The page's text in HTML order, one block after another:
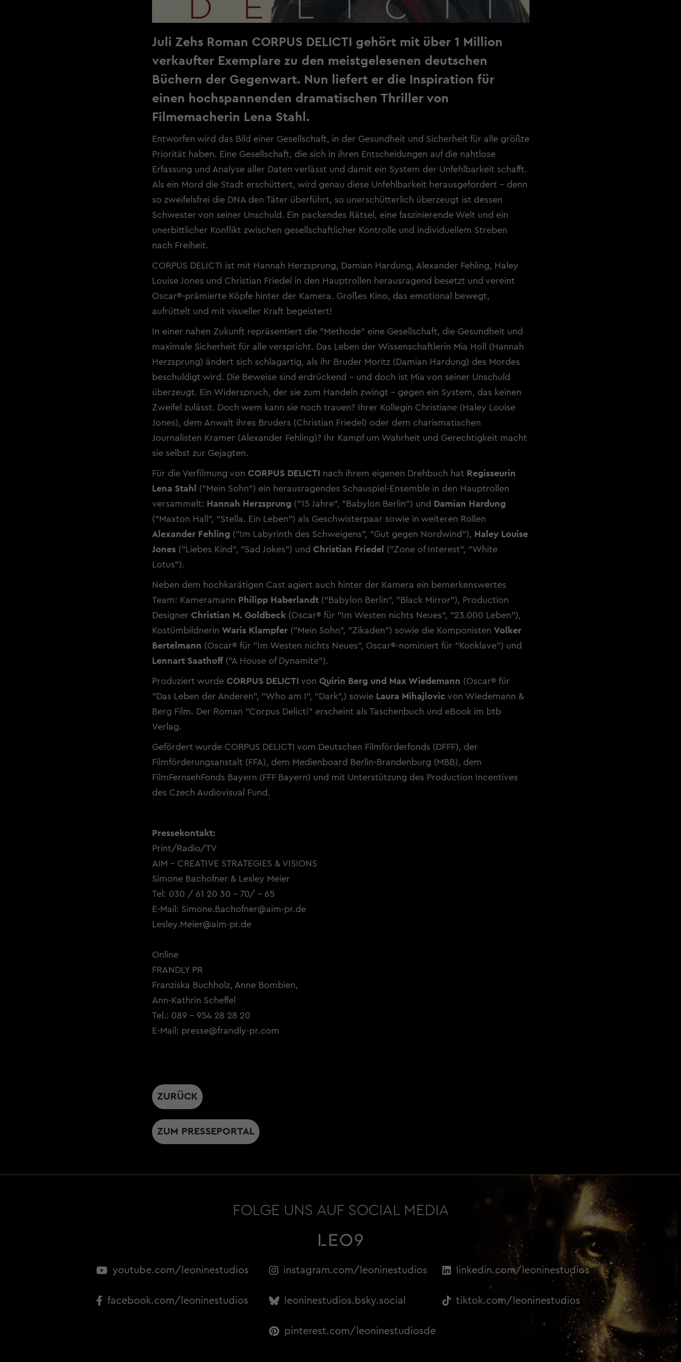
Juli Zehs Roman CORPUS DELICTI gehört mit über 1 Million
verkaufter Exemplare zu den meistgelesenen deutschen
Büchern der Gegenwart. Nun liefert er die Inspiration für
einen hochspannenden dramatischen Thriller von
Filmemacherin Lena Stahl.
Entworfen wird das Bild einer Gesellschaft, in der Gesundheit und Sicherheit für alle größte
Priorität haben. Eine Gesellschaft, die sich in ihren Entscheidungen auf die nahtlose
Erfassung und Analyse aller Daten verlässt und damit ein System der Unfehlbarkeit schafft.
Als ein Mord die Stadt erschüttert, wird genau diese Unfehlbarkeit herausgefordert - denn
so zweifelsfrei die DNA den Täter überführt, so unerschütterlich überzeugt ist dessen
Schwester von seiner Unschuld. Ein packendes Rätsel, eine faszinierende Welt und ein
unerbittlicher Konflikt zwischen gesellschaftlicher Kontrolle und individuellem Streben
nach Freiheit.
CORPUS DELICTI ist mit Hannah Herzsprung, Damian Hardung, Alexander Fehling, Haley
Louise Jones und Christian Friedel in den Hauptrollen herausragend besetzt und vereint
Oscar®-prämierte Köpfe hinter der Kamera. Großes Kino, das emotional bewegt,
aufrüttelt und mit visueller Kraft begeistert!
In einer nahen Zukunft repräsentiert die "Methode" eine Gesellschaft, die Gesundheit und
maximale Sicherheit für alle verspricht. Das Leben der Wissenschaftlerin Mia Holl (Hannah
Herzsprung) ändert sich schlagartig, als ihr Bruder Moritz (Damian Hardung) des Mordes
beschuldigt wird. Die Beweise sind erdrückend - und doch ist Mia von seiner Unschuld
überzeugt. Ein Widerspruch, der sie zum Handeln zwingt - gegen ein System, das keinen
Zweifel zulässt. Doch wem kann sie noch trauen? Ihrer Kollegin Christiane (Haley Louise
Jones), dem Anwalt ihres Bruders (Christian Friedel) oder dem charismatischen
Journalisten Kramer (Alexander Fehling)? Ihr Kampf um Wahrheit und Gerechtigkeit macht
sie selbst zur Gejagten.
Für die Verfilmung von CORPUS DELICTI nach ihrem eigenen Drehbuch hat Regisseurin
Lena Stahl ("Mein Sohn") ein herausragendes Schauspiel-Ensemble in den Hauptrollen
versammelt: Hannah Herzsprung ("15 Jahre", "Babylon Berlin") und
Damian Hardung
("Maxton Hall", "Stella. Ein Leben") als Geschwisterpaar sowie in weiteren Rollen
Alexander Fehling ("Im Labyrinth des Schweigens", "Gut gegen Nordwind"), Haley Louise
Jones("Liebes Kind", "Sad Jokes") und Christian Friedel
("Zone of Interest", "White
Lotus").
Neben dem hochkarätigen Cast agiert auch hinter der Kamera ein bemerkenswertes
Team: Kameramann Philipp Haberlandt("Babylon Berlin", "Black Mirror"), Production
Designer Christian M. Goldbeck(Oscar® für "Im Westen nichts Neues", "23.000 Leben"),
Kostümbildnerin Waris Klampfer("Mein Sohn", "Zikaden") sowie die Komponisten Volker
Bertelmann (Oscar® für "Im Westen nichts Neues", Oscar®-nominiert für "Konklave") und
Lennart Saathoff("A House of Dynamite").
Produziert wurde CORPUS DELICTI von Quirin Berg und Max Wiedemann (Oscar® für
"Das Leben der Anderen", "Who am I", "Dark",) sowie Laura Mihajlovic von Wiedemann &
Berg Film. Der Roman "Corpus Delicti" erscheint als Taschenbuch und eBook im btb
Verlag.
Gefördert wurde CORPUS DELICTI vom Deutschen Filmförderfonds (DFFF), der
Filmförderungsanstalt (FFA), dem Medienboard Berlin-Brandenburg (MBB), dem
FilmFernsehFonds Bayern (FFF Bayern) und mit Unterstützung des Production Incentives
des Czech Audiovisual Fund.
Pressekontakt:
Print/Radio/TV
AIM - CREATIVE STRATEGIES & VISIONS
Simone Bachofner & Lesley Meier
Tel: 030 / 61 20 30 - 70/ - 65
E-Mail: Simone.Bachofner@aim-pr.de
Lesley.Meier@aim-pr.de
Online
FRANDLY PR
Franziska Buchholz, Anne Bombien,
Ann-Kathrin Scheffel
Tel.: 089 - 954 28 28 20
E-Mail: presse@frandly-pr.com
ZURÜCK
ZUM PRESSEPORTAL
FOLGE UNS AUF SOCIAL MEDIA
youtube.com/leoninestudios
facebook.com/leoninestudios
instagram.com/leoninestudios
leoninestudios.bsky.social
pinterest.com/leoninestudiosde
linkedin.com/leoninestudios
tiktok.com/leoninestudios